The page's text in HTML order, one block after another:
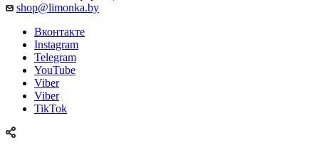
shop@limonka.by
Вконтакте
Instagram
Telegram
YouTube
Viber
Viber
TikTok